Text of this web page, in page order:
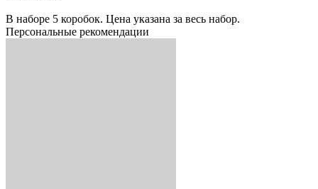
В наборе 5 коробок. Цена указана за весь набор.
Персональные рекомендации